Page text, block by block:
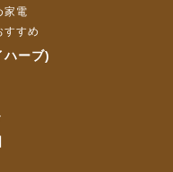
家電
すすめ
ーブ)